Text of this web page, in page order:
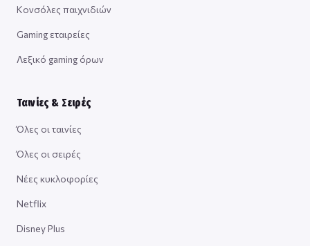
Κονσόλες παιχνιδιών
Gaming εταιρείες
Λεξικό gaming όρων
Ταινίες & Σειρές
Όλες οι ταινίες
Όλες οι σειρές
Νέες κυκλοφορίες
Netflix
Disney Plus